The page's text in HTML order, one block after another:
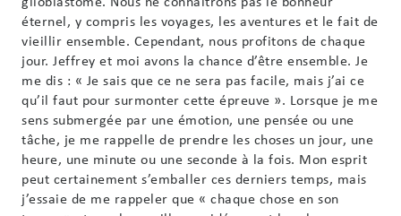
éternel, y compris les voyages, les aventures et le fait de
vieillir ensemble. Cependant, nous profitons de chaque
jour. Jeffrey et moi avons la chance d’être ensemble. Je
me dis : « Je sais que ce ne sera pas facile, mais j’ai ce
qu’il faut pour surmonter cette épreuve ». Lorsque je me
sens submergée par une émotion, une pensée ou une
tâche, je me rappelle de prendre les choses un jour, une
heure, une minute ou une seconde à la fois. Mon esprit
peut certainement s’emballer ces derniers temps, mais
j’essaie de me rappeler que « chaque chose en son